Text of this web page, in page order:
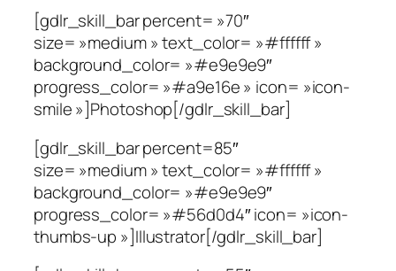
[gdlr_skill_bar percent= »70″
size= »medium » text_color= »#ffffff »
background_color= »#e9e9e9″
progress_color= »#a9e16e » icon= »icon-
smile »]Photoshop[/gdlr_skill_bar]
[gdlr_skill_bar percent=85″
size= »medium » text_color= »#ffffff »
background_color= »#e9e9e9″
progress_color= »#56d0d4″ icon= »icon-
thumbs-up »]Illustrator[/gdlr_skill_bar]